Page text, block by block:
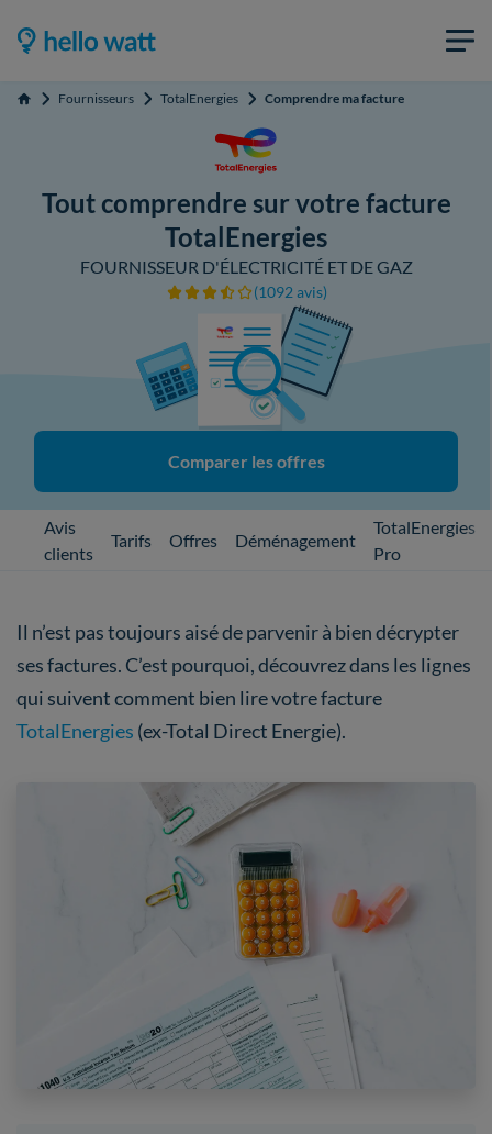
Accueil Fournisseurs TotalEnergies Comprendre ma facture
Tout comprendre sur votre facture
TotalEnergies
FOURNISSEUR D'ÉLECTRICITÉ ET DE GAZ
(1092 avis)
Comparer les offres
Avis
clients
Tarifs Offres Déménagement
TotalEnergies
Pro
Il n’est pas toujours aisé de parvenir à bien décrypter
ses factures. C’est pourquoi, découvrez dans les lignes
qui suivent comment bien lire votre facture
TotalEnergies (ex-Total Direct Energie).